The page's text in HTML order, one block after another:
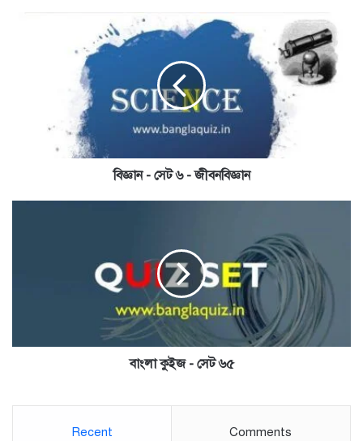
বিজ্ঞান - সেট ৬ - জীবনবিজ্ঞান
বাংলা কুইজ - সেট ৬৫
Recent Comments